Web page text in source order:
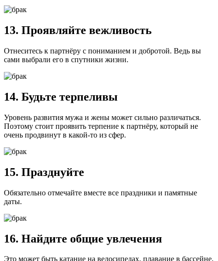
13. Проявляйте вежливость
Отнеситесь к партнёру с пониманием и добротой. Ведь вы
сами выбрали его в спутники жизни.
14. Будьте терпеливы
Уровень развития мужа и жены может сильно различаться.
Поэтому стоит проявить терпение к партнёру, который не
очень продвинут в какой-то из сфер.
15. Празднуйте
Обязательно отмечайте вместе все праздники и памятные
даты.
16. Найдите общие увлечения
Это может быть катание на велосипедах, плавание в бассейне,